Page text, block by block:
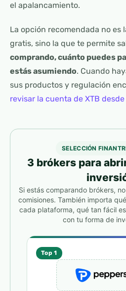
el apalancamiento.
La opción recomendada no es
gratis, sino la que te permite
comprando, cuánto puedes
estás asumiendo. Cuando
sus productos y regulación
revisar la cuenta de XTB
SELECCIÓN
3 brókers para
Si estás comparando brókers,
comisiones. También importa
cada plataforma, qué tan fácil
con tu forma de
Top 1